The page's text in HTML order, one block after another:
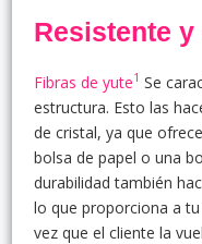
Resistente
Fibras de yute1 Se
estructura. Esto las
de cristal, ya que
bolsa de papel o una
durabilidad también
lo que proporciona a
vez que el cliente la